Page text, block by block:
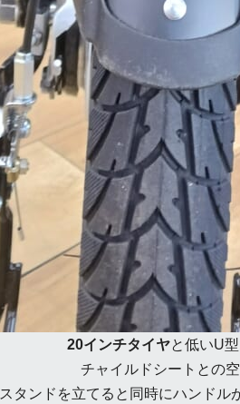
20インチタイヤと低いU
チャイルドシートとの
スタンドを立てると同時にハンドル